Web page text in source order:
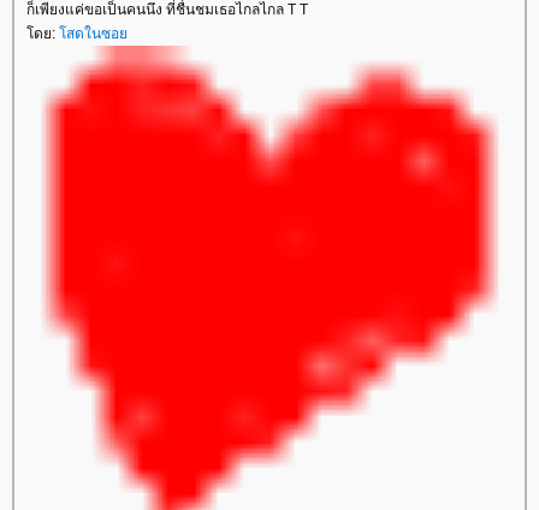
ก็เพียงแค่ขอเป็นคนนึง ที่ชื่นชมเธอไกลไกล T T
ดย: สดในซอ